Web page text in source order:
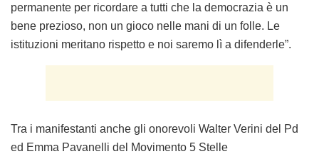
permanente per ricordare a tutti che la democrazia è un
bene prezioso, non un gioco nelle mani di un folle. Le
istituzioni meritano rispetto e noi saremo lì a difenderle”.
Tra i manifestanti anche gli onorevoli Walter Verini del Pd
ed Emma Pavanelli del Movimento 5 Stelle